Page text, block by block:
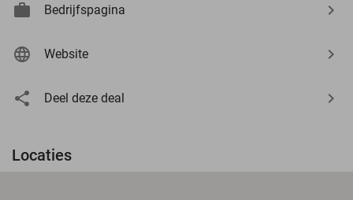
Bedrijfspagina
Website
Deel deze deal
Locaties